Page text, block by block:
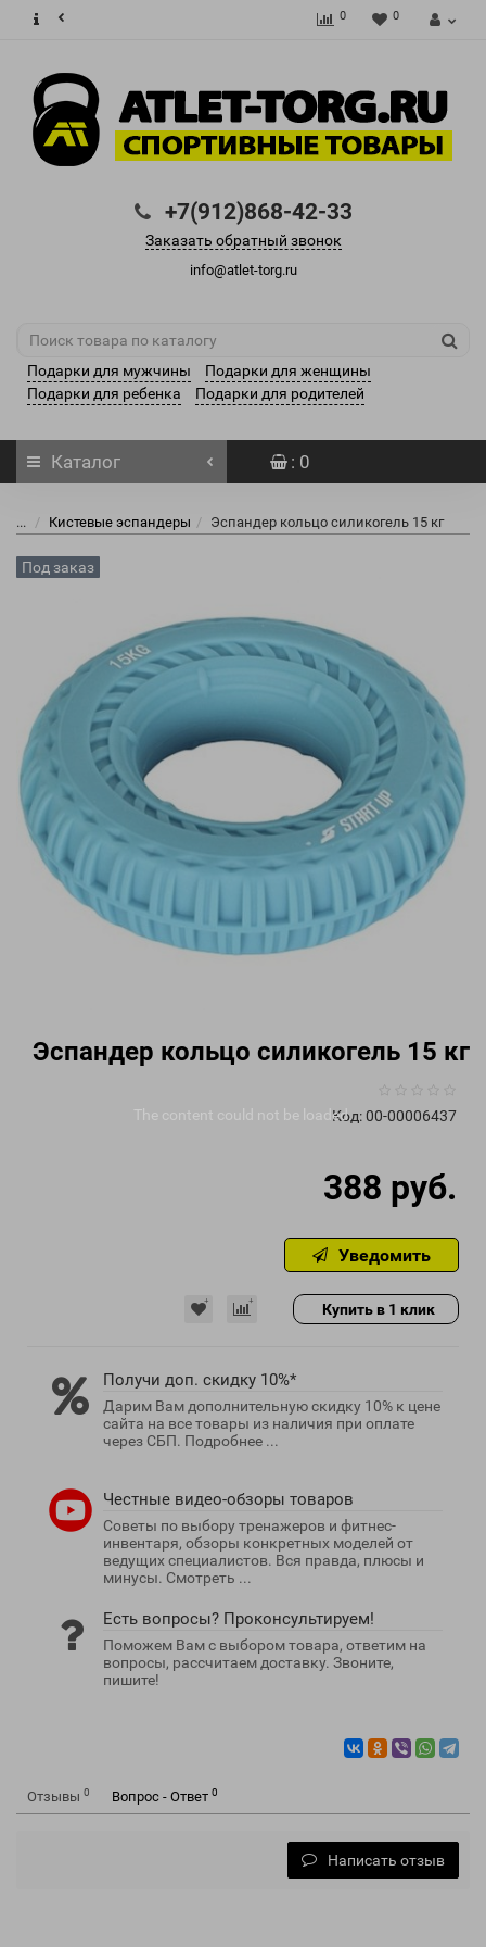
The content could not be loaded.
0 0
+7(912)868-42-33
Заказать обратный звонок
info@atlet-torg.ru
Подарки для мужчины
Подарки для женщины
Подарки для ребенка
Подарки для родителей
Каталог : 0
... Кистевые эспандеры Эспандер кольцо силикогель 15 кг
Под заказ
Эспандер кольцо силикогель 15 кг
Код:00-00006437
388 руб.
Уведомить
Купить в 1 клик
Получи доп. скидку 10%*
Дарим Вам дополнительную скидку 10% к цене
сайта на все товары из наличия при оплате
через СБП. Подробнее ...
Честные видео-обзоры товаров
Советы по выбору тренажеров и фитнес-
инвентаря, обзоры конкретных моделей от
ведущих специалистов. Вся правда, плюсы и
минусы. Смотреть ...
Есть вопросы? Проконсультируем!
Поможем Вам с выбором товара, ответим на
вопросы, рассчитаем доставку. Звоните,
пишите!
Отзывы 0 Вопрос - Ответ 0
Написать отзыв